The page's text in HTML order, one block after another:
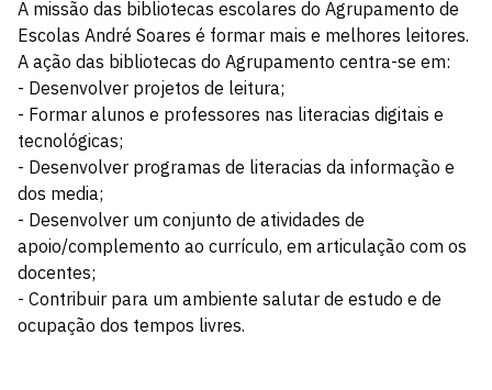
A missão das bibliotecas escolares do Agrupamento de
Escolas André Soares é formar mais e melhores leitores.
A ação das bibliotecas do Agrupamento centra-se em:
- Desenvolver projetos de leitura;
- Formar alunos e professores nas literacias digitais e
tecnológicas;
- Desenvolver programas de literacias da informação e
dos media;
- Desenvolver um conjunto de atividades de
apoio/complemento ao currículo, em articulação com os
docentes;
- Contribuir para um ambiente salutar de estudo e de
ocupação dos tempos livres.